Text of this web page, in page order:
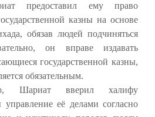
предоставил ему право
казны на основе
обязав людей подчиняться
он вправе издавать
государственной казны,
обязательным.
Шариат вверил халифу
её делами согласно